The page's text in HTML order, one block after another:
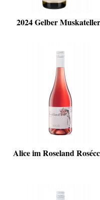
2024 Gelber Muskateller
Alice im Roseland